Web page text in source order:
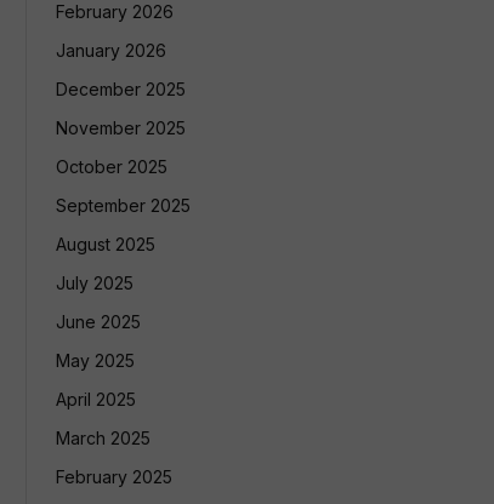
February 2026
January 2026
December 2025
November 2025
October 2025
September 2025
August 2025
July 2025
June 2025
May 2025
April 2025
March 2025
February 2025